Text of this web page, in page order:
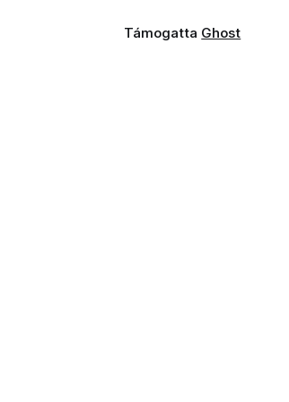
Támogatta Ghost